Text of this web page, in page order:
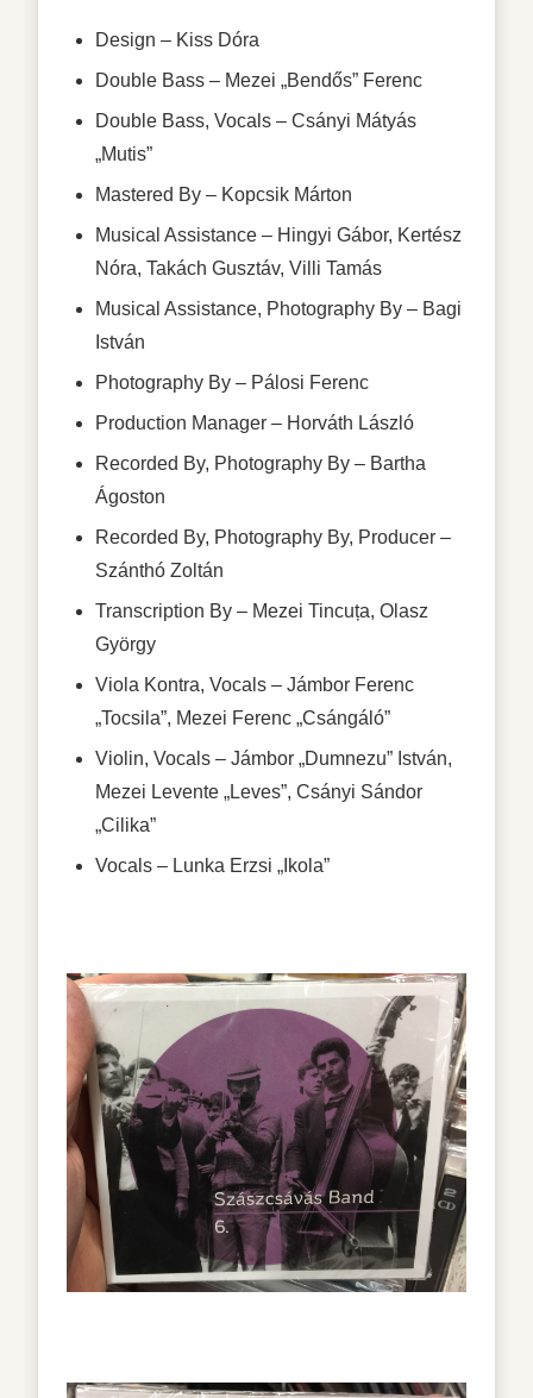
Design – Kiss Dóra
Double Bass – Mezei „Bendős” Ferenc
Double Bass, Vocals – Csányi Mátyás
„Mutis”
Mastered By – Kopcsik Márton
Musical Assistance – Hingyi Gábor, Kertész
Nóra, Takách Gusztáv, Villi Tamás
Musical Assistance, Photography By – Bagi
István
Photography By – Pálosi Ferenc
Production Manager – Horváth László
Recorded By, Photography By – Bartha
Ágoston
Recorded By, Photography By, Producer –
Szánthó Zoltán
Transcription By – Mezei Tincuța, Olasz
György
Viola Kontra, Vocals – Jámbor Ferenc
„Tocsila”, Mezei Ferenc „Csángáló”
Violin, Vocals – Jámbor „Dumnezu” István,
Mezei Levente „Leves”, Csányi Sándor
„Cilika”
Vocals – Lunka Erzsi „Ikola”